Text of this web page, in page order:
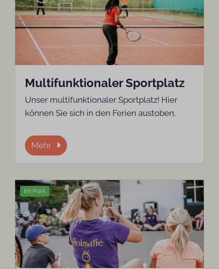
Multifunktionaler Sportplatz
Unser multifunktionaler Sportplatz! Hier
können Sie sich in den Ferien austoben.
Mehr
Im Park